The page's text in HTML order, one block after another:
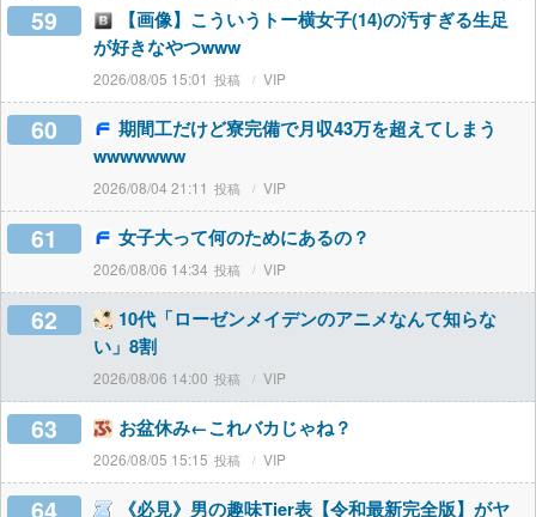
59
【画像】こういうトー横女子(14)の汚すぎる生足
が好きなやつwww
2026/08/05 15:01 VIP
60
期間工だけど寮完備で月収43万を超えてしまう
wwwwwww
2026/08/04 21:11 VIP
61 女子大って何のためにあるの？
2026/08/06 14:34 VIP
62
10代「ローゼンメイデンのアニメなんて知らな
い」8割
2026/08/06 14:00 VIP
63 お盆休み←これバカじゃね？
2026/08/05 15:15 VIP
64
《必見》男の趣味Tier表【令和最新完全版】がヤ